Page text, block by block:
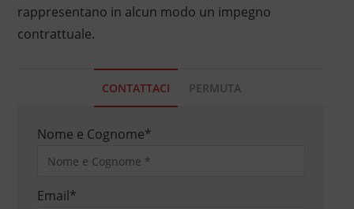
rappresentano in alcun modo un impegno
contrattuale.
CONTATTACI PERMUTA
Nome e Cognome*
Email*